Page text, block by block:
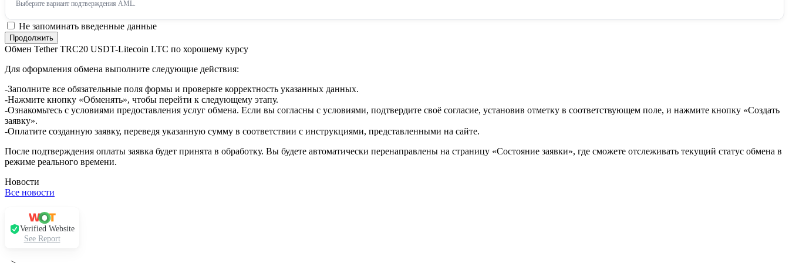
Выберите вариант подтверждения AML.
Не запоминать введенные данные
Обмен Tether TRC20 USDT-Litecoin LTC по хорошему курсу
Для оформления обмена выполните следующие действия:
-Заполните все обязательные поля формы и проверьте корректность указанных данных.
-Нажмите кнопку «Обменять», чтобы перейти к следующему этапу.
-Ознакомьтесь с условиями предоставления услуг обмена. Если вы согласны с условиями, подтвердите своё согласие, установив отметку в соответствующем поле, и нажмите кнопку «Создать
заявку».
-Оплатите созданную заявку, переведя указанную сумму в соответствии с инструкциями, представленными на сайте.
После подтверждения оплаты заявка будет принята в обработку. Вы будете автоматически перенаправлены на страницу «Состояние заявки», где сможете отслеживать текущий статус обмена в
режиме реального времени.
Новости
Все новости
Verified Website
See Report